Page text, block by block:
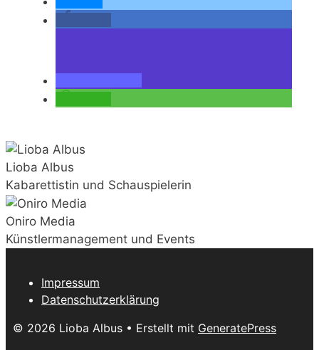
Lioba Albus
Kabarettistin und Schauspielerin
Oniro Media
Künstlermanagement und Events
Impressum
Datenschutzerklärung
© 2026 Lioba Albus • Erstellt mit GeneratePress